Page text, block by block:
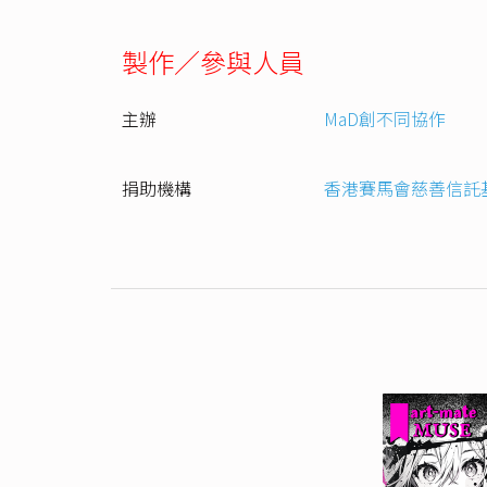
製作／參與人員
主辦 MaD創不同協作
捐助機構 香港賽馬會慈善信託